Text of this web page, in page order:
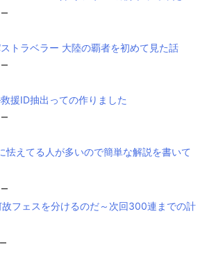
トラベラー 大陸の覇者を初めて見た話
援ID抽出っての作りました
怯えてる人が多いので簡単な解説を書いて
故フェスを分けるのだ～次回300連までの計